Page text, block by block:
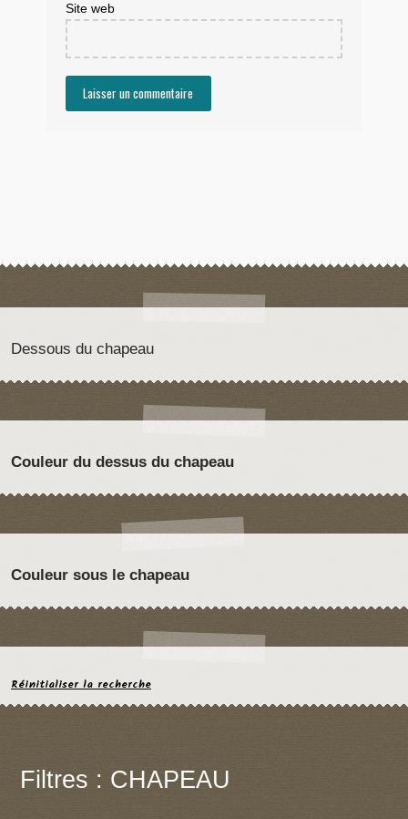
Site web
Dessous du chapeau
Couleur du dessus du chapeau
Couleur sous le chapeau
Réinitialiser la recherche
Filtres : CHAPEAU